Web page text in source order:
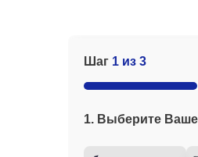
Шаг 1 из 3
1. Выберите